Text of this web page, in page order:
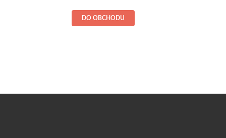
DO OBCHODU